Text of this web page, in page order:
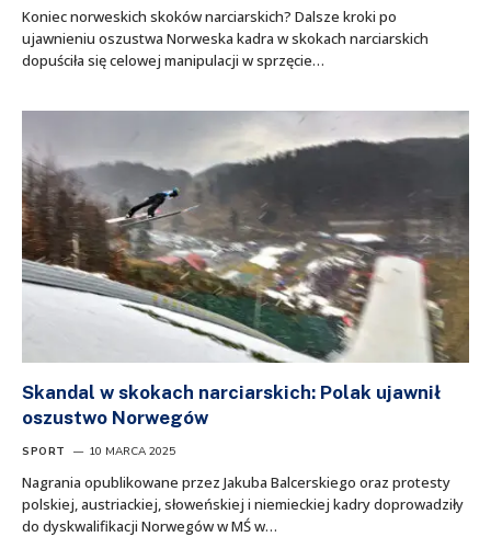
Koniec norweskich skoków narciarskich? Dalsze kroki po
ujawnieniu oszustwa Norweska kadra w skokach narciarskich
dopuściła się celowej manipulacji w sprzęcie…
Skandal w skokach narciarskich: Polak ujawnił
oszustwo Norwegów
SPORT 10 MARCA 2025
Nagrania opublikowane przez Jakuba Balcerskiego oraz protesty
polskiej, austriackiej, słoweńskiej i niemieckiej kadry doprowadziły
do dyskwalifikacji Norwegów w MŚ w…